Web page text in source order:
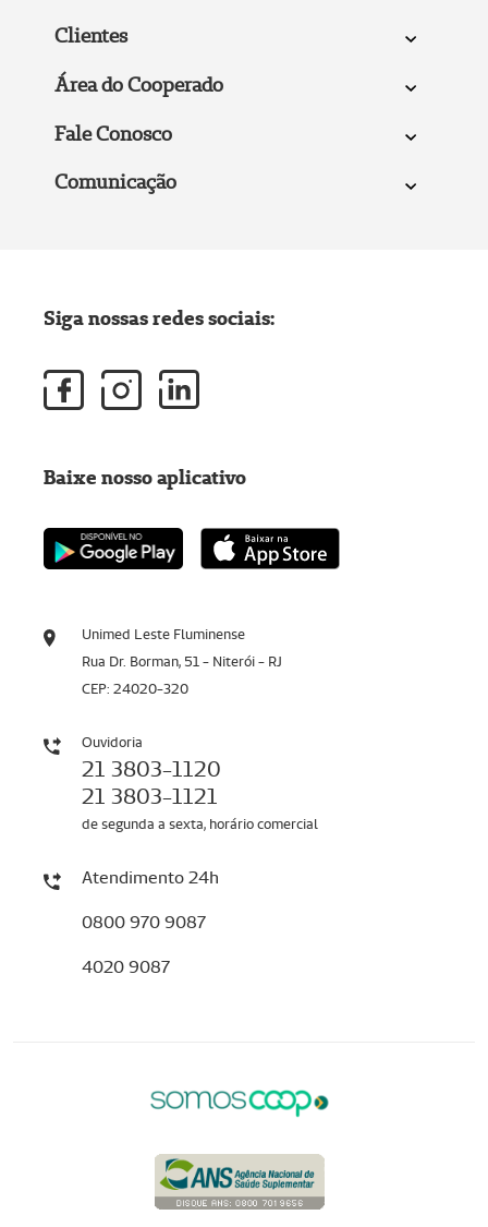
Clientes
Área do Cooperado
Fale Conosco
Comunicação
Unimed Leste Fluminense
Rua Dr. Borman, 51 - Niterói - RJ
CEP: 24020-320
Ouvidoria
21 3803-1120
21 3803-1121
de segunda a sexta, horário comercial
Atendimento 24h
0800 970 9087
4020 9087
Siga nossas redes sociais:
Baixe nosso aplicativo